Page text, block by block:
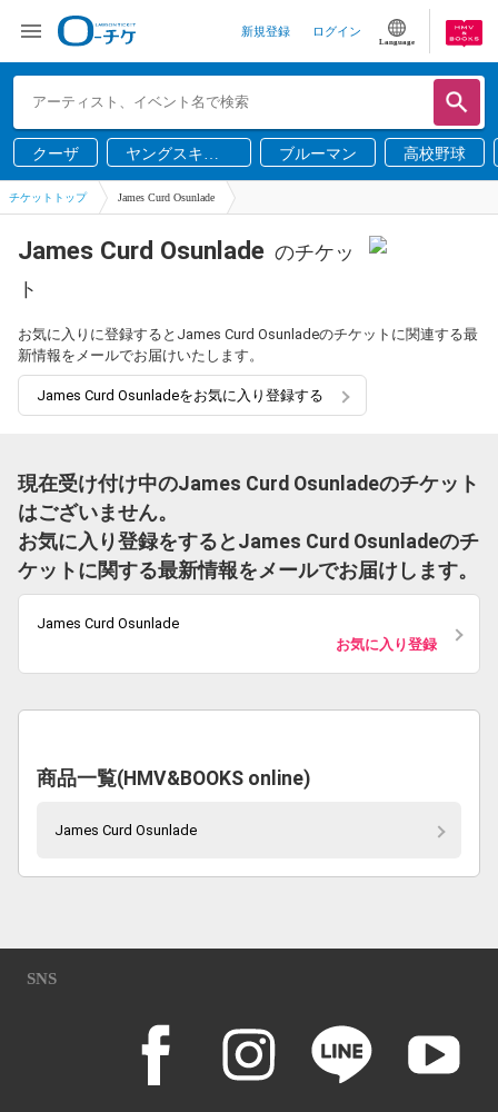
新規登録 ログイン
Language
クーザ
ヤングスキニ
ー
ブルーマン 高校野球
チケットトップ James Curd Osunlade
James Curd Osunlade のチケッ
ト
お気に入りに登録するとJames Curd Osunladeのチケットに関連する最
新情報をメールでお届けいたします。
James Curd Osunladeをお気に入り登録する
現在受け付け中のJames Curd Osunladeのチケット
はございません。
お気に入り登録をするとJames Curd Osunladeのチ
ケットに関する最新情報をメールでお届けします。
James Curd Osunlade
お気に入り登録
商品一覧(HMV&BOOKS online)
James Curd Osunlade
SNS